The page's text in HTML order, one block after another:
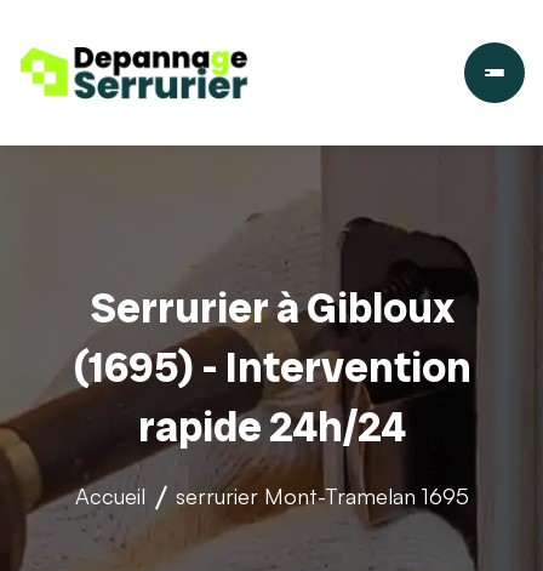
Serrurier à Gibloux
(1695) - Intervention
rapide 24h/24
Accueil serrurier Mont-Tramelan 1695